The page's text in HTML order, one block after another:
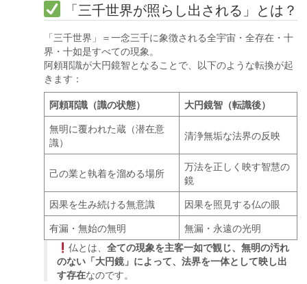
「三千世界が照らし出される」とは？
「三千世界」＝一念三千に象徴される全宇宙・全存在・十
界・十如是すべての現象。
阿頼耶識が大円鏡智となることで、以下のような転換が起
きます：
阿頼耶識（識の状態）
大円鏡智（転識後）
無明に覆われた蔵（潜在意
識）
清浄無垢な法界の反映
己の業と執着を溜める場所
万法を正しく映す智慧の
鏡
因果を生み続ける無意識
因果を照見する仏の眼
有漏・無始の無明
無漏・永遠の光明
仏とは、 全ての現象を主客一如で観じ、無明の汚れ
のない「大円鏡」によって、法界を一体として映し出
す存在なのです。